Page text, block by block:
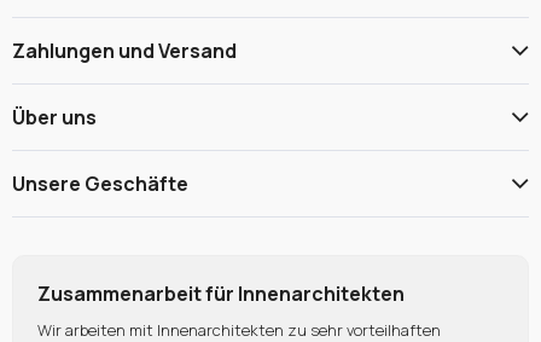
Zahlungen und Versand
Über uns
Unsere Geschäfte
Zusammenarbeit für Innenarchitekten
Wir arbeiten mit Innenarchitekten zu sehr vorteilhaften